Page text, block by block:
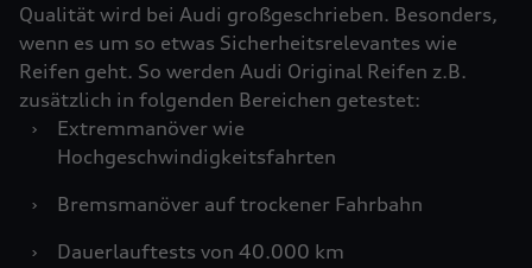
Qualität wird bei Audi großgeschrieben. Besonders,
wenn es um so etwas Sicherheitsrelevantes wie
Reifen geht. So werden Audi Original Reifen z.B.
zusätzlich in folgenden Bereichen getestet:
›
Extremmanöver wie
Hochgeschwindigkeitsfahrten
›
Bremsmanöver auf trockener Fahrbahn
›
Dauerlauftests von 40.000 km